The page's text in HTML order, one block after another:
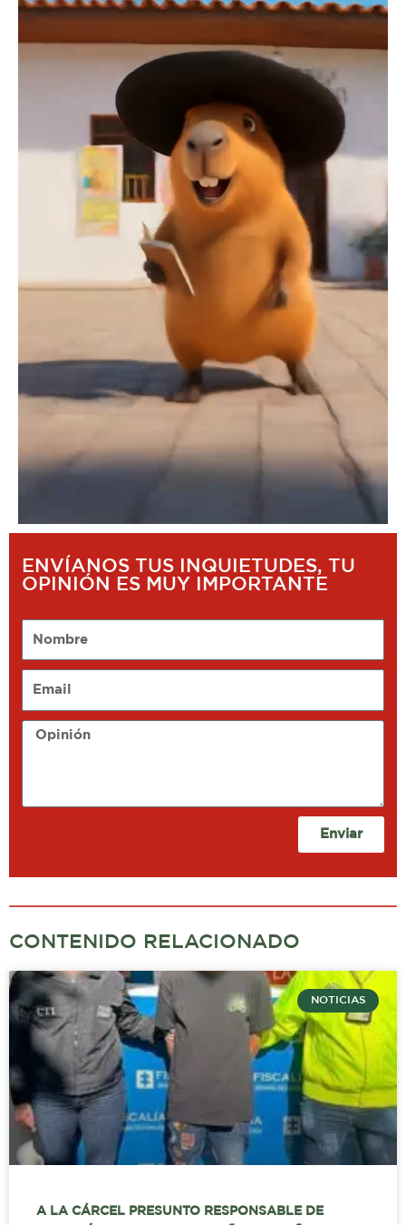
ENVÍANOS TUS INQUIETUDES, TU
OPINIÓN ES MUY IMPORTANTE
Opinión
Enviar
CONTENIDO RELACIONADO
NOTICIAS
A LA CÁRCEL PRESUNTO RESPONSABLE DE